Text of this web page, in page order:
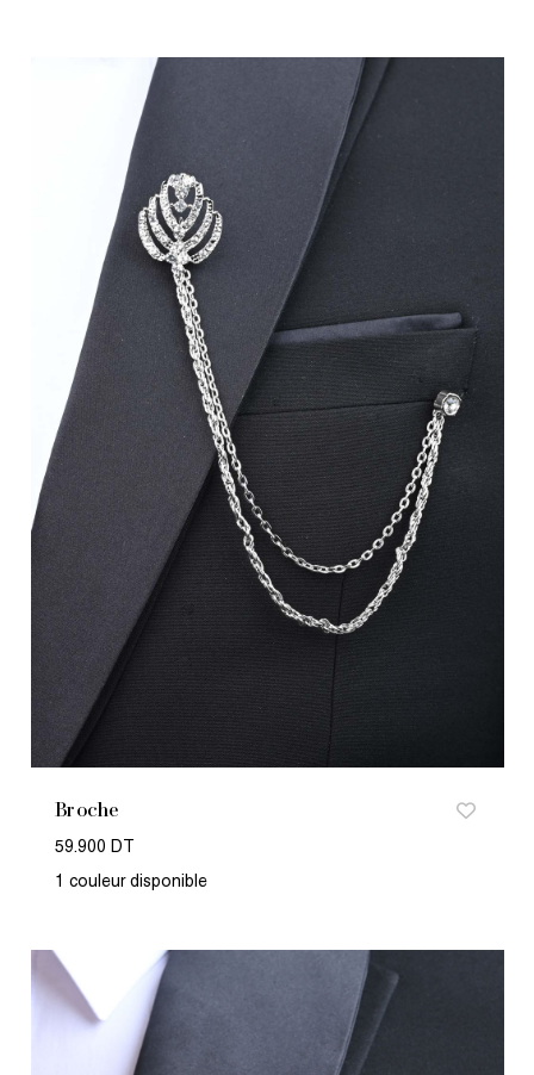
Broche
59.900 DT
1 couleur disponible